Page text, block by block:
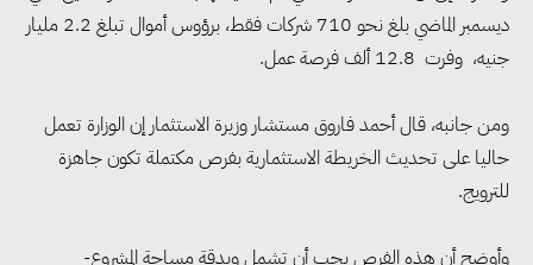
ديسمبر الماضي بلغ نحو 710 شركات فقط، برؤوس أموال تبلغ 2.2 مليار
جنيه، وفرت 12.8 ألف فرصة عمل.
ومن جانبه، قال أحمد فاروق مستشار وزيرة الاستثمار إن الوزارة تعمل
حاليا على تحديث الخريطة الاستثمارية بفرص مكتملة تكون جاهزة
للترويج.
وأوضح أن هذه الفرص يجب أن تشمل وبدقة مساحة المشروع-